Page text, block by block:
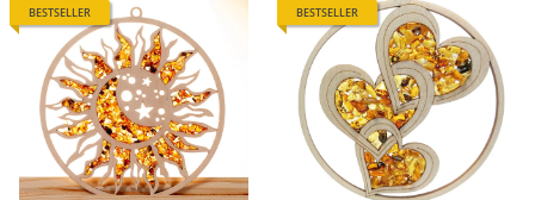
BESTSELLER BESTSELLER